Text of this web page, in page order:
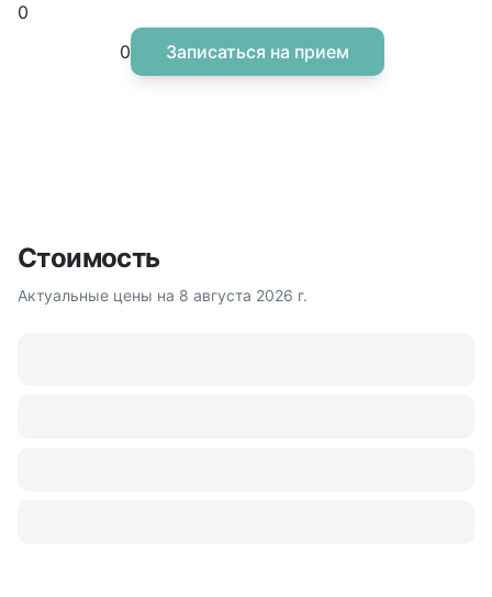
0
0 Записаться на прием
Стоимость
Актуальные цены на 8 августа 2026 г.